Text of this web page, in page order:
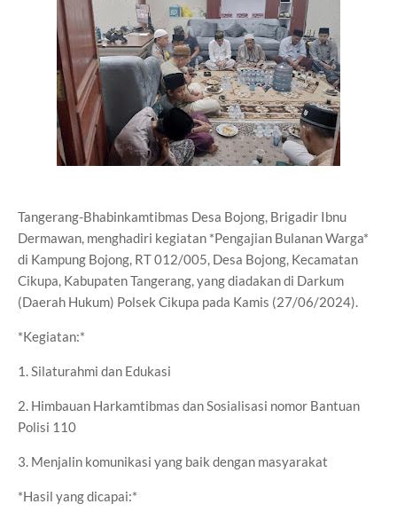
Tangerang-Bhabinkamtibmas Desa Bojong, Brigadir Ibnu
Dermawan, menghadiri kegiatan *Pengajian Bulanan Warga*
di Kampung Bojong, RT 012/005, Desa Bojong, Kecamatan
Cikupa, Kabupaten Tangerang, yang diadakan di Darkum
(Daerah Hukum) Polsek Cikupa pada Kamis (27/06/2024).
*Kegiatan:*
1. Silaturahmi dan Edukasi
2. Himbauan Harkamtibmas dan Sosialisasi nomor Bantuan
Polisi 110
3. Menjalin komunikasi yang baik dengan masyarakat
*Hasil yang dicapai:*